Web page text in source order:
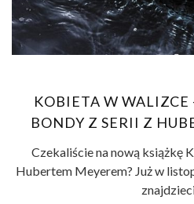
KOBIETA W WALIZCE
BONDY Z SERII Z
Czekaliście na nową książkę
Hubertem Meyerem? Już w